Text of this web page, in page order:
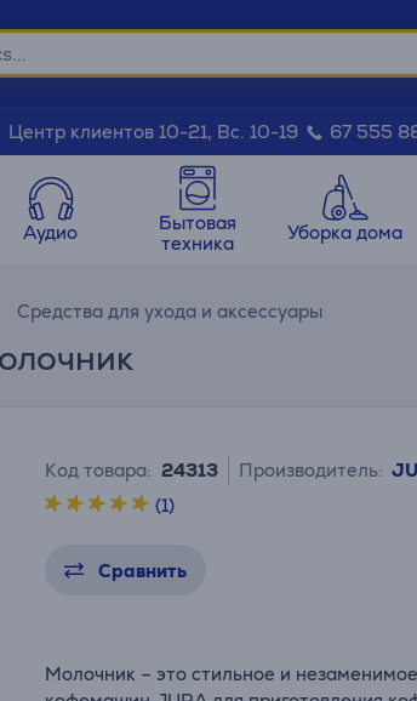
Центр клиентов 10-21, Вс. 10-19 67 555
Аудио
Бытовая
техника
Уборка дома
Средства для ухода и аксессуары
Код товара: 24313 Производитель:
(1)
Сравнить
Молочник – это стильное и